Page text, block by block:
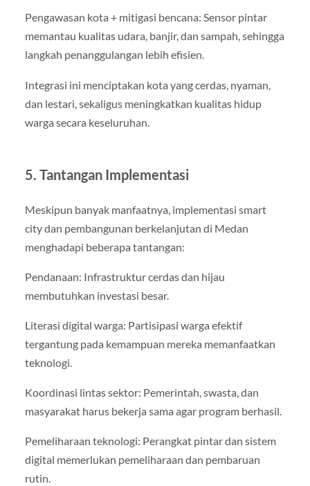
Pengawasan kota + mitigasi bencana: Sensor pintar
memantau kualitas udara, banjir, dan sampah, sehingga
langkah penanggulangan lebih efisien.
Integrasi ini menciptakan kota yang cerdas, nyaman,
dan lestari, sekaligus meningkatkan kualitas hidup
warga secara keseluruhan.
5. Tantangan Implementasi
Meskipun banyak manfaatnya, implementasi smart
city dan pembangunan berkelanjutan di Medan
menghadapi beberapa tantangan:
Pendanaan: Infrastruktur cerdas dan hijau
membutuhkan investasi besar.
Literasi digital warga: Partisipasi warga efektif
tergantung pada kemampuan mereka memanfaatkan
teknologi.
Koordinasi lintas sektor: Pemerintah, swasta, dan
masyarakat harus bekerja sama agar program berhasil.
Pemeliharaan teknologi: Perangkat pintar dan sistem
digital memerlukan pemeliharaan dan pembaruan
rutin.